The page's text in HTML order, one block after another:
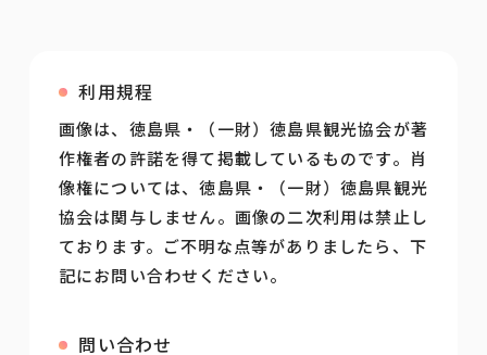
利用規程
画像は、徳島県・（一財）徳島県観光協会が著
作権者の許諾を得て掲載しているものです。肖
像権については、徳島県・（一財）徳島県観光
協会は関与しません。画像の二次利用は禁止し
ております。ご不明な点等がありましたら、下
記にお問い合わせください。
問い合わせ